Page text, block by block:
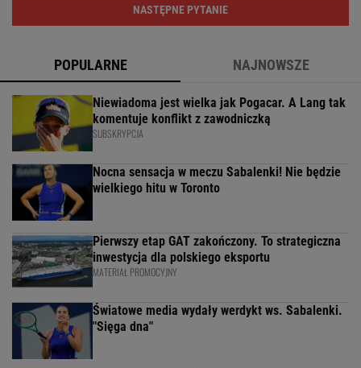
NASTĘPNE PYTANIE
POPULARNE NAJNOWSZE
Niewiadoma jest wielka jak Pogacar. A Lang tak
komentuje konflikt z zawodniczką
SUBSKRYPCJA
Nocna sensacja w meczu Sabalenki! Nie będzie
wielkiego hitu w Toronto
Pierwszy etap GAT zakończony. To strategiczna
inwestycja dla polskiego eksportu
MATERIAŁ PROMOCYJNY
Światowe media wydały werdykt ws. Sabalenki.
"Sięga dna"